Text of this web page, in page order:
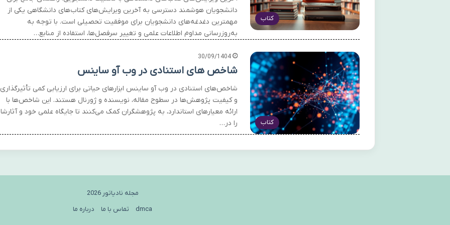
کتاب
دانشجویان هوشمند دسترسی به آخرین ویرایش‌های کتاب‌های دانشگاهی یکی از
مهمترین دغدغه‌های دانشجویان برای موفقیت تحصیلی است. با توجه به
به‌روزرسانی مداوم اطلاعات علمی و تغییر سرفصل‌ها، استفاده از منابع…
کتاب
30/09/1404
شاخص های استنادی در وب آو ساینس
شاخص‌های استنادی در وب آو ساینس ابزارهای حیاتی برای ارزیابی کمی تأثیرگذاری
و کیفیت پژوهش‌ها در سطوح مقاله، نویسنده و ژورنال هستند. این شاخص‌ها با
ارائه معیارهای استاندارد، به پژوهشگران کمک می‌کنند تا جایگاه علمی خود و
را در…
مجله نادیاتور 2026
dmca
تماس با ما درباره ما